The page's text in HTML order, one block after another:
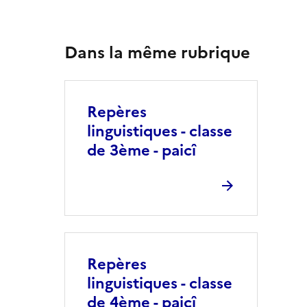
Dans la même rubrique
Repères
linguistiques - classe
de 3ème - paicî
Repères
linguistiques - classe